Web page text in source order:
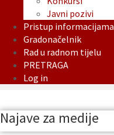
Javni pozivi
Pristup informacijama
Gradonačelnik
Rad u radnom tijelu
PRETRAGA
Log in
Najave za medije